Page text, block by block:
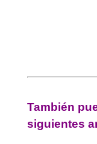
También
siguientes